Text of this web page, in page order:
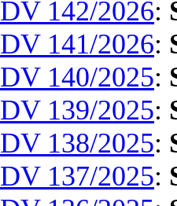
DV 142/2026:
DV 141/2026:
DV 140/2025:
DV 139/2025:
DV 138/2025:
DV 137/2025: